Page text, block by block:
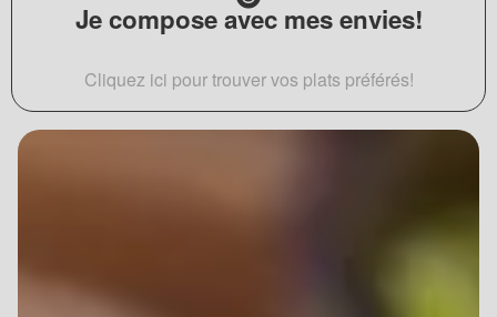
Je compose avec mes envies!
Cliquez ici pour trouver vos plats préférés!